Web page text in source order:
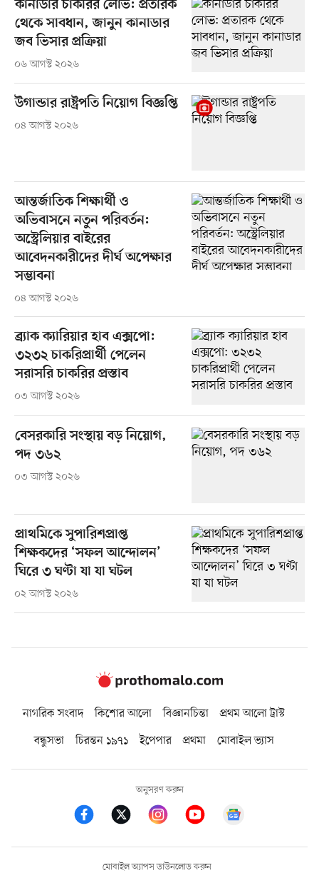
কানাডার চাকরির লোভ: প্রতারক
থেকে সাবধান, জানুন কানাডার
জব ভিসার প্রক্রিয়া
০৬ আগস্ট ২০২৬
উগান্ডার রাষ্ট্রপতি নিয়োগ বিজ্ঞপ্তি
০৪ আগস্ট ২০২৬
আন্তর্জাতিক শিক্ষার্থী ও
অভিবাসনে নতুন পরিবর্তন:
অস্ট্রেলিয়ার বাইরের
আবেদনকারীদের দীর্ঘ অপেক্ষার
সম্ভাবনা
০৪ আগস্ট ২০২৬
ব্র্যাক ক্যারিয়ার হাব এক্সপো:
৩২৩২ চাকরিপ্রার্থী পেলেন
সরাসরি চাকরির প্রস্তাব
০৩ আগস্ট ২০২৬
বেসরকারি সংস্থায় বড় নিয়োগ,
পদ ৩৬২
০৩ আগস্ট ২০২৬
প্রাথমিকে সুপারিশপ্রাপ্ত
শিক্ষকদের ‘সফল আন্দোলন’
ঘিরে ৩ ঘণ্টা যা যা ঘটল
০২ আগস্ট ২০২৬
নাগরিক সংবাদ কিশোর আলো বিজ্ঞানচিন্তা
প্রথম আলো ট্রাস্ট
বন্ধুসভা
চিরন্তন ১৯৭১ ইপেপার প্রথমা মোবাইল ভ্যাস
অনুসরণ করুন
মোবাইল অ্যাপস ডাউনলোড করুন